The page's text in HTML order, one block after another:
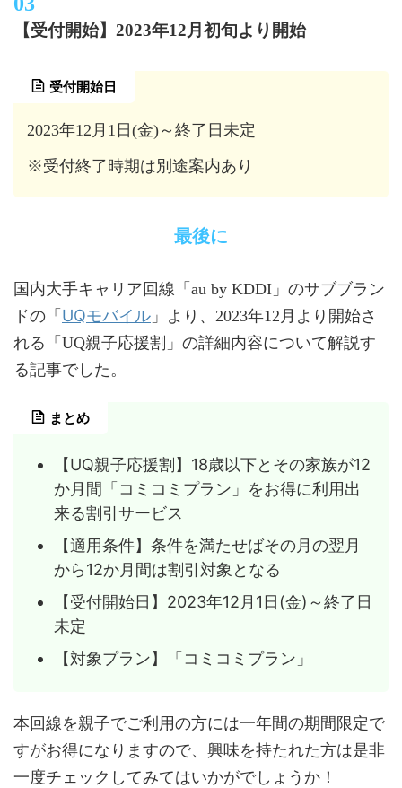
【受付開始】2023年12月初旬より開始
受付開始日
2023年12月1日(金)～終了日未定
※受付終了時期は別途案内あり
最後に
国内大手キャリア回線「au by KDDI」のサブブラン
ドの「 UQモバイル 」より、2023年12月より開始さ
れる「UQ親子応援割」の詳細内容について解説す
る記事でした。
まとめ
【UQ親子応援割】18歳以下とその家族が12
か月間「コミコミプラン」をお得に利用出
来る割引サービス
【適用条件】条件を満たせばその月の翌月
から12か月間は割引対象となる
【受付開始日】2023年12月1日(金)～終了日
未定
【対象プラン】「コミコミプラン」
本回線を親子でご利用の方には一年間の期間限定で
すがお得になりますので、興味を持たれた方は是非
一度チェックしてみてはいかがでしょうか！